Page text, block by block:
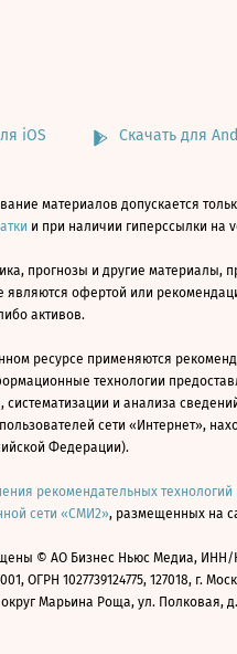
iOS Скачать для
материалов допускается
и при наличии гиперссылки на
прогнозы и другие материалы,
являются офертой или
активов.
ресурсе применяются
технологии
систематизации и анализа
сети «Интернет»,
Федерации).
рекомендательных технологий
сети «СМИ2», размещенных на
© АО Бизнес Ньюс Медиа, ИНН/
ОГРН 1027739124775, 127018, г.
Марьина Роща, ул. Полковая, д.